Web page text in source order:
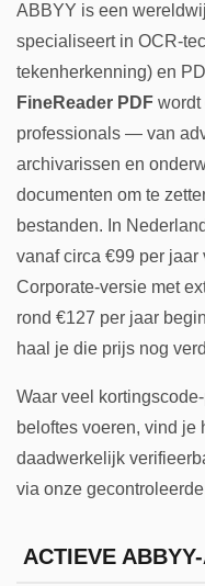
ABBYY is een
specialiseert in OCR-
tekenherkenning) en
FineReader PDF wordt
professionals — van
archivarissen en
documenten om te
bestanden. In
vanaf circa €99 per
Corporate-versie met
rond €127 per jaar
haal je die prijs nog
Waar veel
beloftes voeren, vind
daadwerkelijk
via onze
ACTIEVE